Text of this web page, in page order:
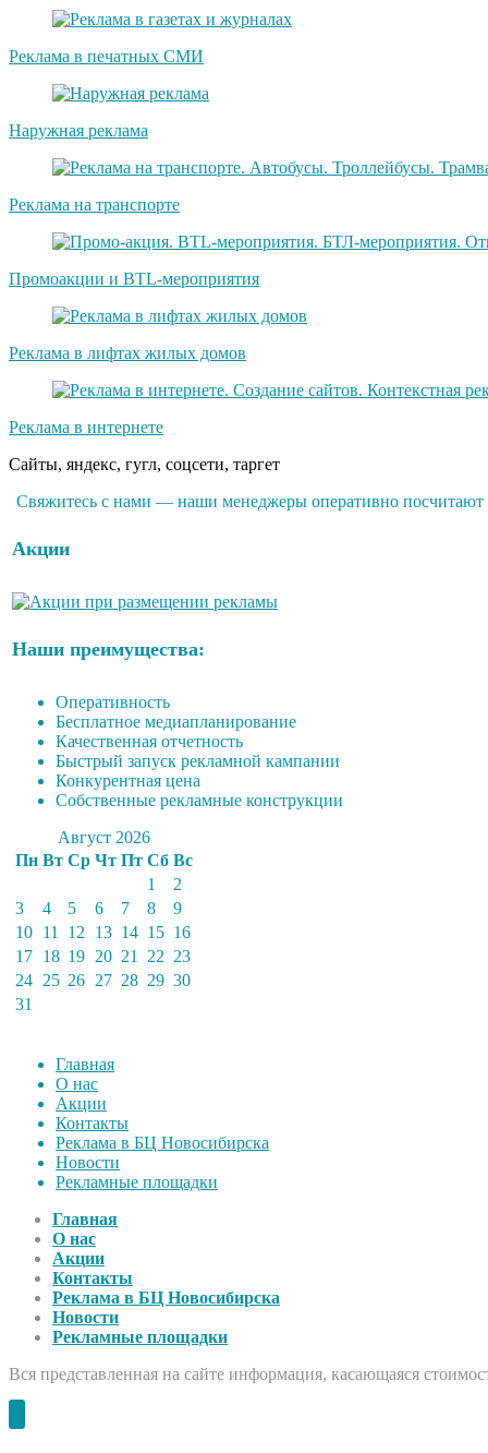
Реклама в печатных СМИ
Наружная реклама
Реклама на транспорте
Промоакции и BTL-мероприятия
Реклама в лифтах жилых домов
Реклама в интернете
Сайты, яндекс, гугл, соцсети, таргет
Свяжитесь с нами — наши менеджеры оперативно
Акции
Наши преимущества:
Оперативность
Бесплатное медиапланирование
Качественная отчетность
Быстрый запуск рекламной кампании
Конкурентная цена
Собственные рекламные конструкции
Август 2026
Пн Вт Ср Чт Пт Сб Вс
1
2
3
4 5 6 7 8
9
10 11 12 13 14 15 16
17 18 19 20 21 22 23
24 25 26 27 28 29 30
31
Главная
О нас
Акции
Контакты
Реклама в БЦ Новосибирска
Новости
Рекламные площадки
Главная
О нас
Акции
Контакты
Реклама в БЦ Новосибирска
Новости
Рекламные площадки
Вся представленная на сайте информация, касающаяся